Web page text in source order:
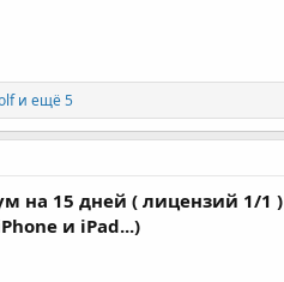
и ещё 5
на 15 дней ( лицензий 1/1 )
и iPad...)